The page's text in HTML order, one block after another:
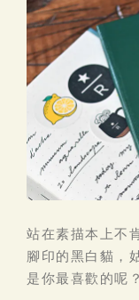
站在素描本上不
腳印的黑白貓，
是你最喜歡的呢？